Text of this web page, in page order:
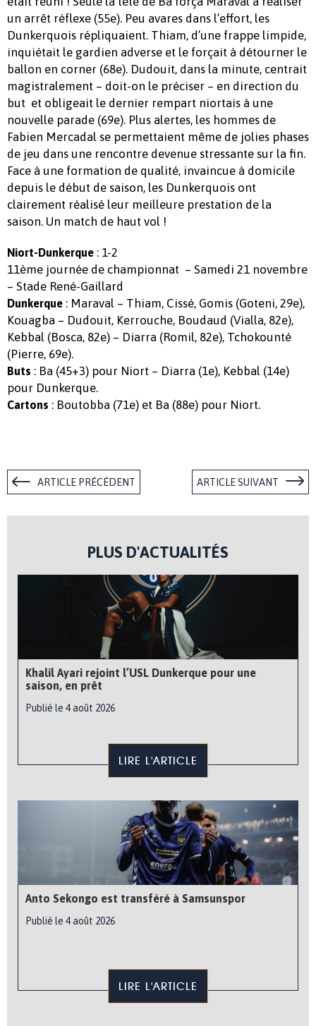
un arrêt réflexe (55e). Peu avares dans l’effort, les
Dunkerquois répliquaient. Thiam, d’une frappe limpide,
inquiétait le gardien adverse et le forçait à détourner le
ballon en corner (68e). Dudouit, dans la minute, centrait
magistralement – doit-on le préciser – en direction du
but et obligeait le dernier rempart niortais à une
nouvelle parade (69e). Plus alertes, les hommes de
Fabien Mercadal se permettaient même de jolies phases
de jeu dans une rencontre devenue stressante sur la fin.
Face à une formation de qualité, invaincue à domicile
depuis le début de saison, les Dunkerquois ont
clairement réalisé leur meilleure prestation de la
saison. Un match de haut vol !
Niort-Dunkerque : 1-2
11ème journée de championnat – Samedi 21 novembre
– Stade René-Gaillard
Dunkerque : Maraval – Thiam, Cissé, Gomis (Goteni, 29e),
Kouagba – Dudouit, Kerrouche, Boudaud (Vialla, 82e),
Kebbal (Bosca, 82e) – Diarra (Romil, 82e), Tchokounté
(Pierre, 69e).
Buts : Ba (45+3) pour Niort – Diarra (1e), Kebbal (14e)
pour Dunkerque.
Cartons : Boutobba (71e) et Ba (88e) pour Niort.
ARTICLE PRÉCÉDENT ARTICLE SUIVANT
PLUS D'ACTUALITÉS
Khalil Ayari rejoint l’USL Dunkerque pour une
saison, en prêt
Publié le 4 août 2026
LIRE L'ARTICLE
Anto Sekongo est transféré à Samsunspor
Publié le 4 août 2026
LIRE L'ARTICLE